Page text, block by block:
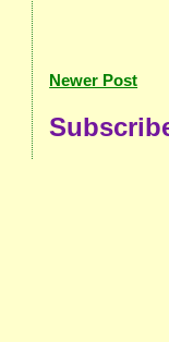
Newer Post